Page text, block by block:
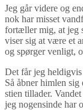
Jeg går videre og
nok har misset
fortæller mig, at jeg
viser sig at være et
og spørger venligt,
Det får jeg
Så åbner himlen sig
stien tillader.
jeg nogensinde har